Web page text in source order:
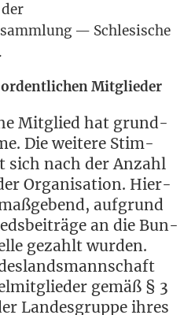
— Schle­si­sche
ordent­li­chen Mitglieder
Mit­glied hat grund­
Die wei­te­re Stim­
sich nach der Anzahl
Orga­ni­sa­ti­on. Hier­
auf­grund
an die Bun­
gezahlt wurden.
gemäß § 3
Lan­des­grup­pe ihres